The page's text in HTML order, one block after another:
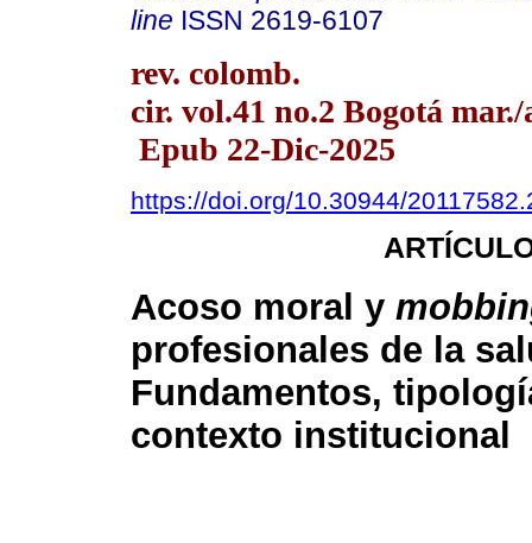
line ISSN 2619-6107
rev. colomb.
cir. vol.41 no.2 Bogotá mar./
Epub 22-Dic-2025
https://doi.org/10.30944/
Acoso moral y
profesionales de la
Fundamentos,
contexto institucional